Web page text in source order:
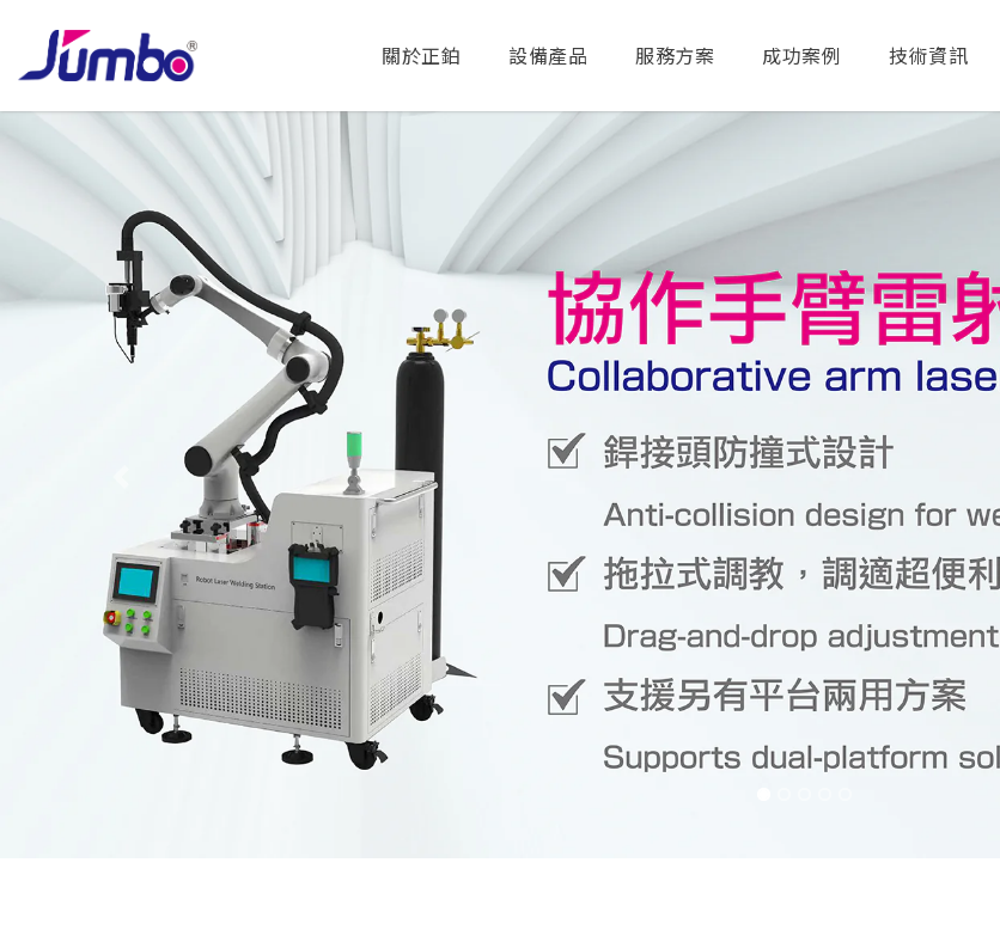
關於正鉑 設備產品 服務方案 成功案例 技術資訊